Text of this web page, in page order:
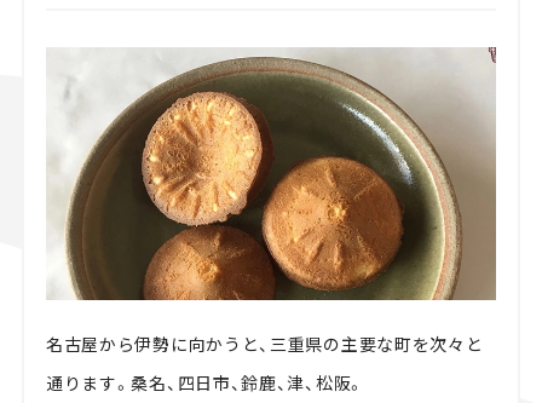
名古屋から伊勢に向かうと、三重県の主要な町を次々と
通ります。桑名、四日市、鈴鹿、津、松阪。
スズキ ジムニー｜Suzuki Jimny
スズキ｜Suzuki
マツダ｜Mazda
マツダ ロードスター｜Mazda Roadster